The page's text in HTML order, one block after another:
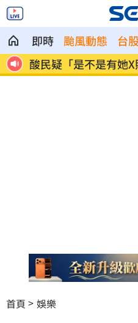
即時 颱風動態 台
酸民疑「是不是有她
嗆
首頁 娛樂